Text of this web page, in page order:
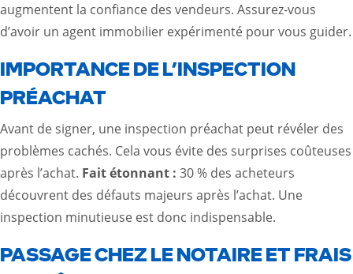
augmentent la confiance des vendeurs. Assurez-vous
d’avoir un agent immobilier expérimenté pour vous guider.
IMPORTANCE DE L’INSPECTION
PRÉACHAT
Avant de signer, une inspection préachat peut révéler des
problèmes cachés. Cela vous évite des surprises coûteuses
après l’achat. Fait étonnant : 30 % des acheteurs
découvrent des défauts majeurs après l’achat. Une
inspection minutieuse est donc indispensable.
PASSAGE CHEZ LE NOTAIRE ET FRAIS